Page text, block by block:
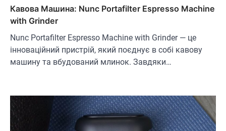
Кавова Машина: Nunc Portafilter Espresso Machine
with Grinder
Nunc Portafilter Espresso Machine with Grinder — це
інноваційний пристрій, який поєднує в собі кавову
машину та вбудований млинок. Завдяки…